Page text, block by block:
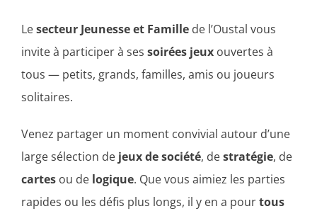
Lesecteur Jeunesse et Famille de l’Oustal vous
invite à participer à ses soirées jeux ouvertes à
tous — petits, grands, familles, amis ou joueurs
solitaires.
Venez partager un moment convivial autour d’une
large sélection de jeux de société, destratégie, de
cartes ou de logique. Que vous aimiez les parties
rapides ou les défis plus longs, il y en a pourtous